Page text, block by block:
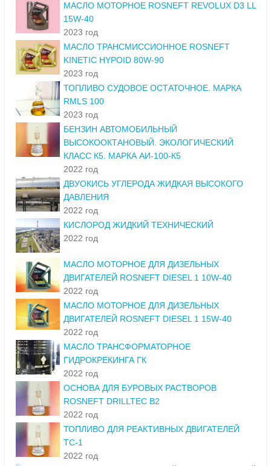
МАСЛО МОТОРНОЕ ROSNEFT REVOLUX D3 LL
15W-40
2023 год
МАСЛО ТРАНСМИССИОННОЕ ROSNEFT
KINETIC HYPOID 80W-90
2023 год
ТОПЛИВО СУДОВОЕ ОСТАТОЧНОЕ. МАРКА
RMLS 100
2023 год
БЕНЗИН АВТОМОБИЛЬНЫЙ
ВЫСОКООКТАНОВЫЙ. ЭКОЛОГИЧЕСКИЙ
КЛАСС К5. МАРКА АИ-100-К5
2022 год
ДВУОКИСЬ УГЛЕРОДА ЖИДКАЯ ВЫСОКОГО
ДАВЛЕНИЯ
2022 год
КИСЛОРОД ЖИДКИЙ ТЕХНИЧЕСКИЙ
2022 год
МАСЛО МОТОРНОЕ ДЛЯ ДИЗЕЛЬНЫХ
ДВИГАТЕЛЕЙ ROSNEFT DIESEL 1 10W-40
2022 год
МАСЛО МОТОРНОЕ ДЛЯ ДИЗЕЛЬНЫХ
ДВИГАТЕЛЕЙ ROSNEFT DIESEL 1 15W-40
2022 год
МАСЛО ТРАНСФОРМАТОРНОЕ
ГИДРОКРЕКИНГА ГК
2022 год
ОСНОВА ДЛЯ БУРОВЫХ РАСТВОРОВ
ROSNEFT DRILLTEC B2
2022 год
ТОПЛИВО ДЛЯ РЕАКТИВНЫХ ДВИГАТЕЛЕЙ
ТС-1
2022 год